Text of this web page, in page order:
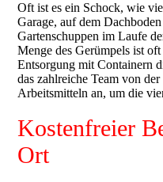
Oft ist es ein Schock, wie
Garage, auf dem
Gartenschuppen im Laufe
Menge des Gerümpels ist
Entsorgung mit Containern
das zahlreiche Team von
Arbeitsmitteln an, um die
Kostenfreier
Ort